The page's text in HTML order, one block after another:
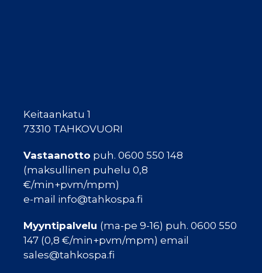
Keitaankatu 1
73310 TAHKOVUORI
Vastaanotto puh. 0600 550 148
(maksullinen puhelu 0,8
€/min+pvm/mpm)
e-mail info@tahkospa.fi
Myyntipalvelu (ma-pe 9-16) puh. 0600 550
147 (0,8 €/min+pvm/mpm) email
sales@tahkospa.fi